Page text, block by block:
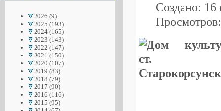
2026 (9)
2025 (193)
2024(165)
2023 (143)
2022 (147)
2021 (150)
2020 (107)
2019 (83)
2018 (79)
2017 (90)
2016 (116)
2015 (95)
Создано: 16